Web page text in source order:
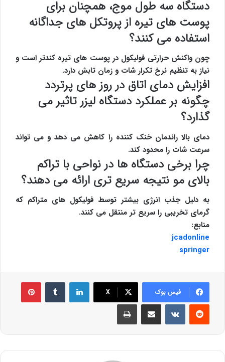
دستگاه سه طول موج، همچنان برای
پوست های تیره از پروتکل های جداگانه
استفاده می کنند؟
چون واکنش حرارتی فولیکول در پوست های تیره کندتر است و
نیاز به تنظیم نرخ تکرار شات و زمان تابش دارد.
افزایش دمای اتاق در روز های پرتردد
چگونه بر عملکرد دستگاه لیزر تاثیر می
گذارد؟
دمای بالا راندمان خنک کننده را کاهش می دهد و می تواند
سرعت شات را محدود کند.
چرا برخی دستگاه ها در نواحی با تراکم
بالای مو نتیجه سریع تری ارائه می دهند؟
به دلیل جذب انرژی بیشتر توسط فولیکول های متراکم که
گرمای تخریبی را سریع تر منتقل می کنند.
منابع:
jcadonline
springer
فیس بوک X
لینکدین ‫تامبلر
‫رددیت ‫VKontakte
اشتراک گذاری از طریق ایمیل چاپ